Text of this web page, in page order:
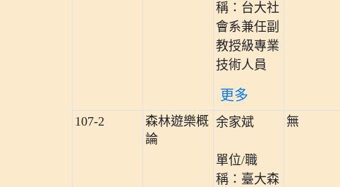
稱：台大社
會系兼任副
教授級專業
技術人員
更多
107-2
森林遊樂概
論
余家斌
單位/職
稱：臺大森
無